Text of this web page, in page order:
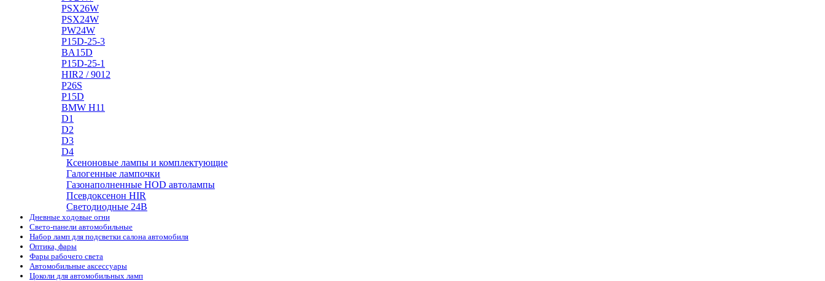
PSX26W
PSX24W
PW24W
P15D-25-3
BA15D
P15D-25-1
HIR2 / 9012
P26S
P15D
BMW H11
D1
D2
D3
D4
Ксеноновые лампы и комплектующие
Галогенные лампочки
Газонаполненные HOD автолампы
Псевдоксенон HIR
Cветодиодные 24B
Дневные ходовые огни
Свето-панели автомобильные
Набор ламп для подсветки салона автомобиля
Оптика, фары
Фары рабочего света
Автомобильные аксессуары
Цоколи для автомобильных ламп